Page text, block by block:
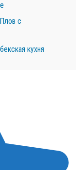
с
кухня